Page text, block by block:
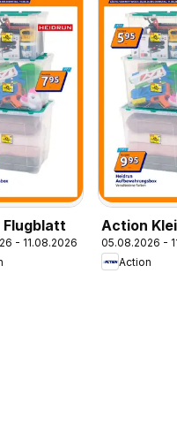
- 11.08.2026
Action
Preise,
Freude
05.08.2026 -
Action